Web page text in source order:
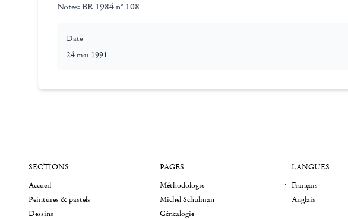
Notes: BR 1984 n° 108
Date
24 mai 1991
SECTIONS
Accueil
Peintures & pastels
Dessins
PAGES
Méthodologie
Michel Schulman
Généalogie
LANGUES
Français
Anglais